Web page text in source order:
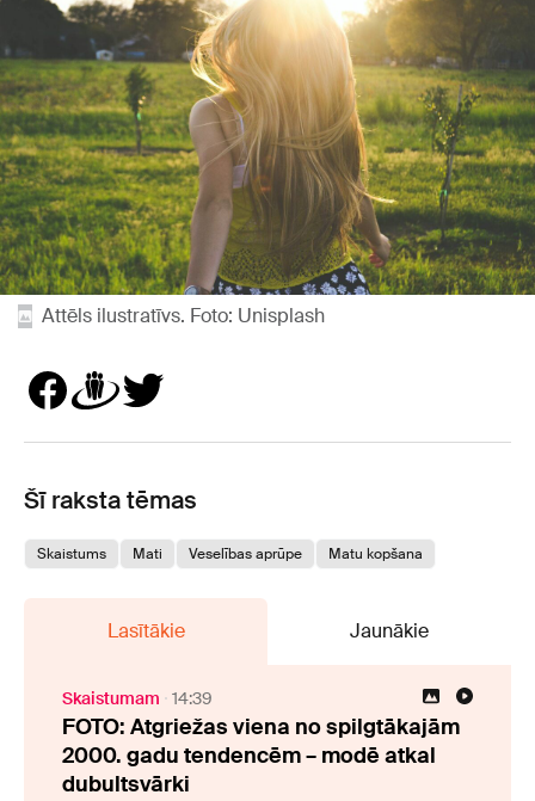
Attēls ilustratīvs. Foto: Unisplash
Šī raksta tēmas
Skaistums Mati Veselības aprūpe Matu kopšana
Lasītākie Jaunākie
Skaistumam 14:39
FOTO: Atgriežas viena no spilgtākajām
2000. gadu tendencēm – modē atkal
dubultsvārki